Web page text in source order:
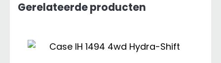
Gerelateerde producten